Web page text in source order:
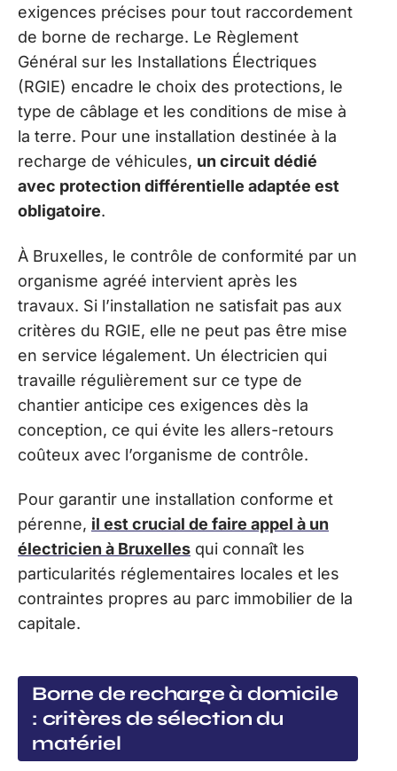
exigences précises pour tout raccordement
de borne de recharge. Le Règlement
Général sur les Installations Électriques
(RGIE) encadre le choix des protections, le
type de câblage et les conditions de mise à
la terre. Pour une installation destinée à la
recharge de véhicules, un circuit dédié
avec protection différentielle adaptée est
obligatoire.
À Bruxelles, le contrôle de conformité par un
organisme agréé intervient après les
travaux. Si l’installation ne satisfait pas aux
critères du RGIE, elle ne peut pas être mise
en service légalement. Un électricien qui
travaille régulièrement sur ce type de
chantier anticipe ces exigences dès la
conception, ce qui évite les allers-retours
coûteux avec l’organisme de contrôle.
Pour garantir une installation conforme et
pérenne, il est crucial de faire appel à un
électricien à Bruxelles qui connaît les
particularités réglementaires locales et les
contraintes propres au parc immobilier de la
capitale.
Borne de recharge à domicile
: critères de sélection du
matériel